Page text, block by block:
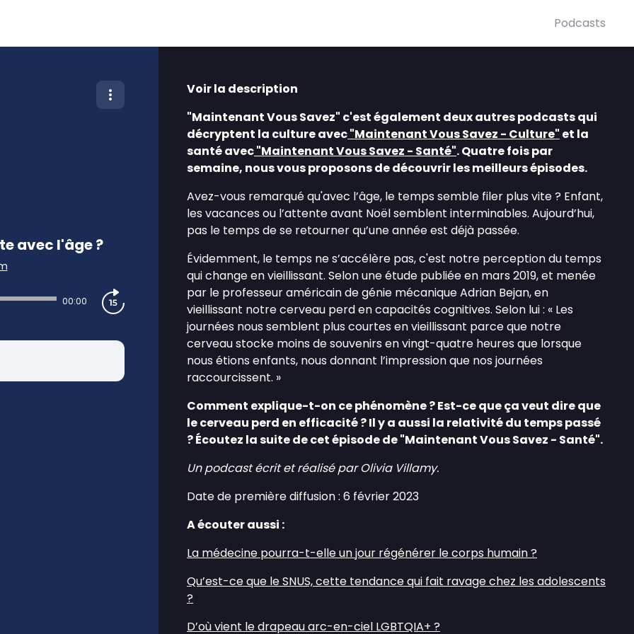
Podcasts
avec l'âge ?
00:00
Voir la description
"Maintenant Vous Savez" c'est également deux autres podcasts qui
décryptent la culture avec"Maintenant Vous Savez - Culture" et la
santé avec"Maintenant Vous Savez - Santé". Quatre fois par
semaine, nous vous proposons de découvrir les meilleurs épisodes.
Avez-vous remarqué qu'avec l’âge, le temps semble filer plus vite ? Enfant,
les vacances ou l’attente avant Noël semblent interminables. Aujourd’hui,
pas le temps de se retourner qu’une année est déjà passée.
Évidemment, le temps ne s’accélère pas, c'est notre perception du temps
qui change en vieillissant. Selon une étude publiée en mars 2019, et menée
par le professeur américain de génie mécanique Adrian Bejan, en
vieillissant notre cerveau perd en capacités cognitives. Selon lui : « Les
journées nous semblent plus courtes en vieillissant parce que notre
cerveau stocke moins de souvenirs en vingt-quatre heures que lorsque
nous étions enfants, nous donnant l’impression que nos journées
raccourcissent. »
Comment explique-t-on ce phénomène ? Est-ce que ça veut dire que
le cerveau perd en efficacité ? Il y a aussi la relativité du temps passé
? Écoutez la suite de cet épisode de "Maintenant Vous Savez - Santé".
Un podcast écrit et réalisé par Olivia Villamy.
Date de première diffusion : 6 février 2023
A écouter aussi :
La médecine pourra-t-elle un jour régénérer le corps humain ?
Qu’est-ce que le SNUS, cette tendance qui fait ravage chez les adolescents
?
D’où vient le drapeau arc-en-ciel LGBTQIA+ ?